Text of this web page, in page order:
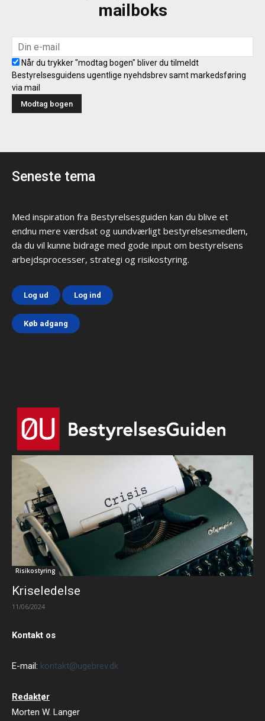
mailboks
Når du trykker "modtag bogen" bliver du tilmeldt
Bestyrelsesguidens ugentlige nyehdsbrev samt markedsføring
via mail
Seneste tema
Med inspiration fra Bestyrelsesguiden kan du blive et
endnu mere værdsat og uundværligt bestyrelsesmedlem,
da du vil kunne bidrage med gode input om bestyrelsens
arbejdsprocesser, strategi og risikostyring.
Log ud Log ind
Køb adgang
Risikostyring
Kriseledelse
11/06/2024
Kontakt os
E-mail: kontakt@ugebrev.dk
Redaktør
Morten W. Langer